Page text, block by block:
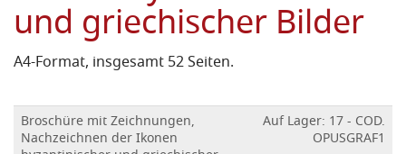
und griechischer Bilder
A4-Format, insgesamt 52 Seiten.
Broschüre mit Zeichnungen,
Nachzeichnen der Ikonen
Auf Lager: 17 - COD.
OPUSGRAF1